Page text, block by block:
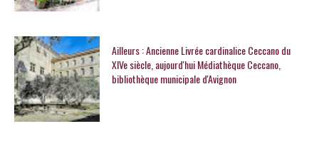
Ailleurs : Ancienne Livrée cardinalice Ceccano du
XIVe siècle, aujourd'hui Médiathèque Ceccano,
bibliothèque municipale d'Avignon